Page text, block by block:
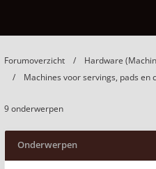
Forumoverzicht
Hardware
Machines voor servings, pads en
9 onderwerpen
Onderwerpen